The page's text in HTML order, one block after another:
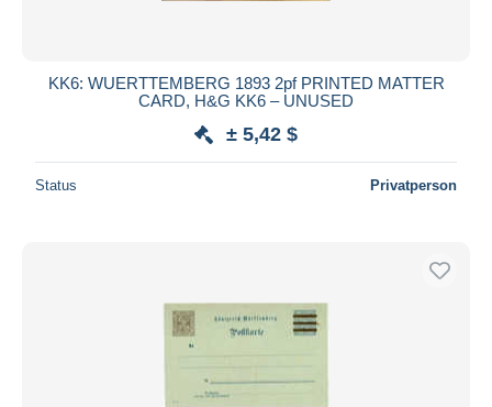
KK6: WUERTTEMBERG 1893 2pf PRINTED MATTER
CARD, H&G KK6 – UNUSED
± 5,42 $
Status Privatperson